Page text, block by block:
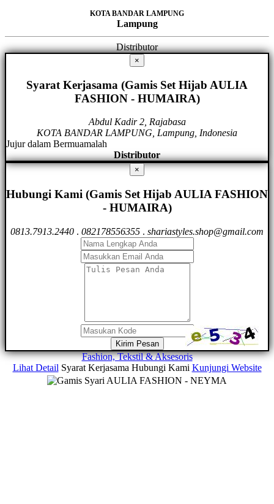
KOTA BANDAR LAMPUNG
Lampung
Distributor
×
Syarat Kerjasama (Gamis Set Hijab AULIA
FASHION - HUMAIRA)
Abdul Kadir 2, Rajabasa
KOTA BANDAR LAMPUNG, Lampung, Indonesia
Jujur dalam Bermuamalah
Distributor
×
Hubungi Kami (Gamis Set Hijab AULIA FASHION
- HUMAIRA)
0813.7913.2440 . 082178556355 . shariastyles.shop@gmail.com
Kirim Pesan
Fashion, Tekstil & Aksesoris
Lihat Detail Syarat Kerjasama Hubungi Kami Kunjungi Website